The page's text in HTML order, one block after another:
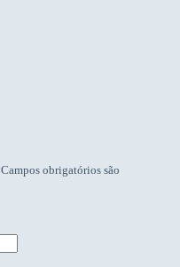
Campos obrigatórios são